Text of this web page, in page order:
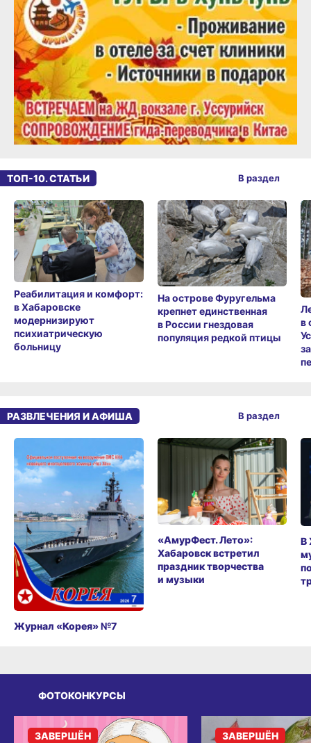
ТОП-10. СТАТЬИ
Реабилитация и комфорт:
в Хабаровске
модернизируют
психиатрическую
больницу
На острове Фуругельма
крепнет единственная
в России гнездовая
популяция редкой птицы
в
В раздел
РАЗВЛЕЧЕНИЯ И АФИША
Журнал «Корея» №7
«АмурФест. Лето»:
Хабаровск встретил
праздник творчества
и музыки
В
В раздел
ФОТОКОНКУРСЫ
ЗАВЕРШЁН ЗАВЕРШЁН